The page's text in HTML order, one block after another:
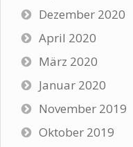
Dezember 2020
April 2020
März 2020
Januar 2020
November 2019
Oktober 2019